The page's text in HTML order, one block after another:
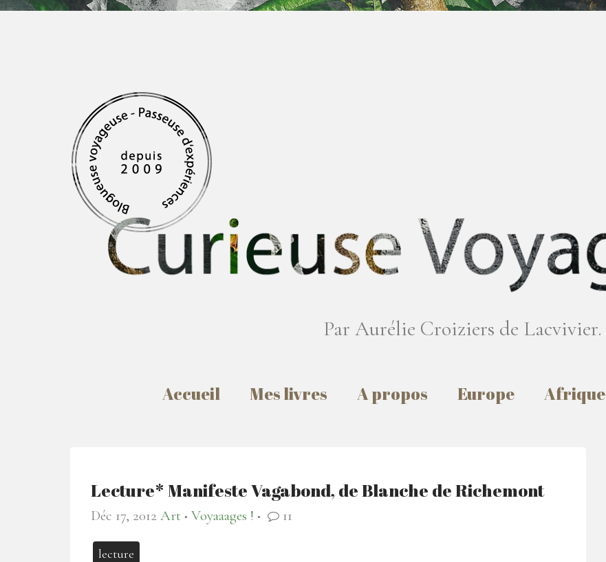
Par Aurélie Croiziers de Lacvivier.
Accueil Mes livres A propos Europe Afrique
Lecture* Manifeste Vagabond, de Blanche de Richemont
Déc 17, 2012 Art ● Voyaaages ! ● 11
lecture